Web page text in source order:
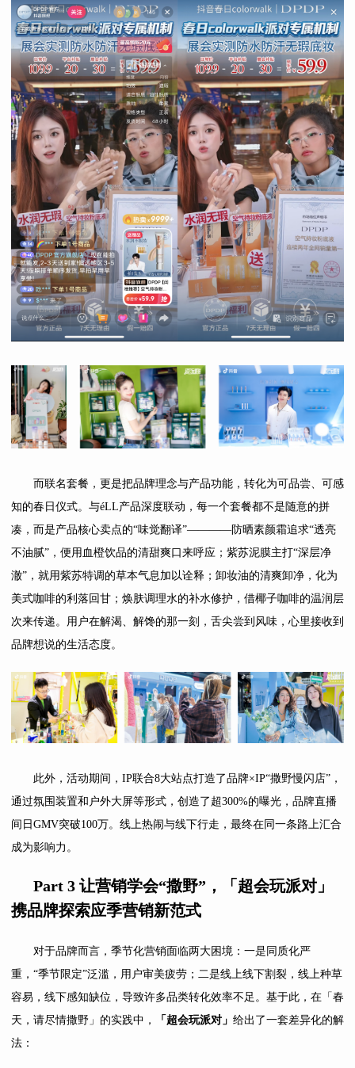
而联名套餐，更是把品牌理念与产品功能，转化为可品尝、可感
知的春日仪式。与éLL产品深度联动，每一个套餐都不是随意的拼
凑，而是产品核心卖点的“味觉翻译”————防晒素颜霜追求“透亮
不油腻”，便用血橙饮品的清甜爽口来呼应；紫苏泥膜主打“深层净
澈”，就用紫苏特调的草本气息加以诠释；卸妆油的清爽卸净，化为
美式咖啡的利落回甘；焕肤调理水的补水修护，借椰子咖啡的温润层
次来传递。用户在解渴、解馋的那一刻，舌尖尝到风味，心里接收到
品牌想说的生活态度。
此外，活动期间，IP联合8大站点打造了品牌×IP“撒野慢闪店”，
通过氛围装置和户外大屏等形式，创造了超300%的曝光，品牌直播
间日GMV突破100万。线上热闹与线下行走，最终在同一条路上汇合
成为影响力。
Part 3 让营销学会“撒野” ，「超会玩派对」
携品牌探索应季营销新范式
对于品牌而言，季节化营销面临两大困境：一是同质化严
重，“季节限定”泛滥，用户审美疲劳；二是线上线下割裂，线上种草
容易，线下感知缺位，导致许多品类转化效率不足。基于此，在「春
天，请尽情撒野」的实践中，
「超会玩派对」 给出了一套差异化的解
法：